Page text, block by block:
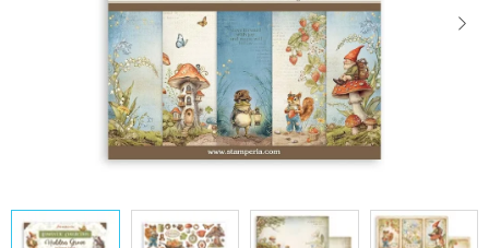
Kontakty Moje objednávka
Oblíbené ♥️
Hodnocení obchodu
Obchodní podmínky
Jak nakupovat